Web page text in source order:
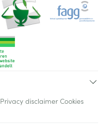
Privacy disclaimer Cookies